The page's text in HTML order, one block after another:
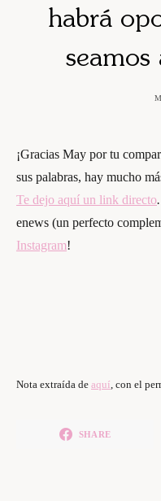
habrá
seamos
¡Gracias May por tu
sus palabras, hay mucho
Te dejo aquí un link directo.
enews (un perfecto
Instagram!
Nota extraída de aquí, con el
SHARE